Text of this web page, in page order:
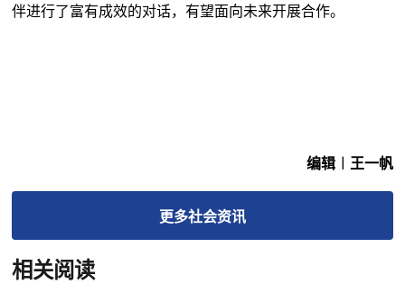
伴进行了富有成效的对话，有望面向未来开展合作。
编辑︱王一帆
更多社会资讯
相关阅读